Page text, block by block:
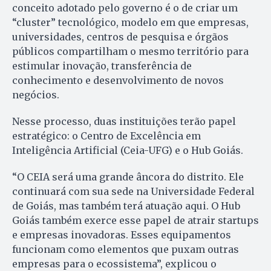
conceito adotado pelo governo é o de criar um
“cluster” tecnológico, modelo em que empresas,
universidades, centros de pesquisa e órgãos
públicos compartilham o mesmo território para
estimular inovação, transferência de
conhecimento e desenvolvimento de novos
negócios.
Nesse processo, duas instituições terão papel
estratégico: o Centro de Excelência em
Inteligência Artificial (Ceia-UFG) e o Hub Goiás.
“O CEIA será uma grande âncora do distrito. Ele
continuará com sua sede na Universidade Federal
de Goiás, mas também terá atuação aqui. O Hub
Goiás também exerce esse papel de atrair startups
e empresas inovadoras. Esses equipamentos
funcionam como elementos que puxam outras
empresas para o ecossistema”, explicou o